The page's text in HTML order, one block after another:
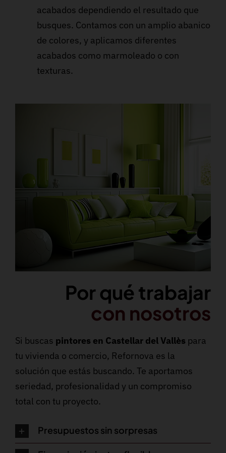
acabados dependiendo el resultado que
busques. Contamos con un amplio abanico
de colores, y aplicamos diferentes
acabados como marmoleado o con
texturas.
Por qué trabajar
con nosotros
Si buscas pintores en Castellar del Vallès para
tu vivienda o comercio, Refornova es la
solución que estás buscando. Te aportamos
seriedad, profesionalidad y un compromiso
total con tu proyecto.
Presupuestos sin sorpresas